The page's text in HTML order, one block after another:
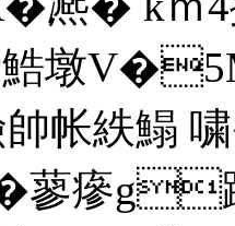
P鯌墩
帐紩鰨
蓼瘮g